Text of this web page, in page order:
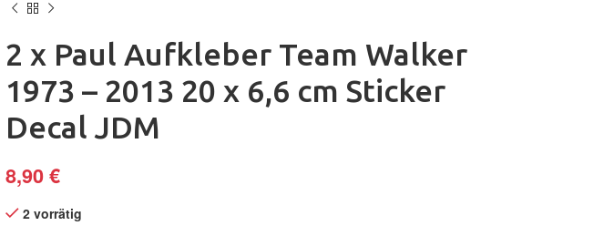
2 x Paul Aufkleber Team Walker
1973 – 2013 20 x 6,6 cm Sticker
Decal JDM
8,90€
2 vorrätig